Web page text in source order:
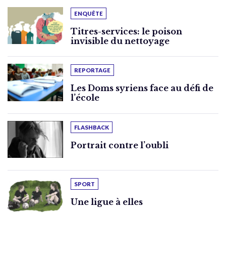
ENQUÊTE
Titres-services: le poison
invisible du nettoyage
REPORTAGE
Les Doms syriens face au défi de
l’école
FLASHBACK
Portrait contre l’oubli
SPORT
Une ligue à elles